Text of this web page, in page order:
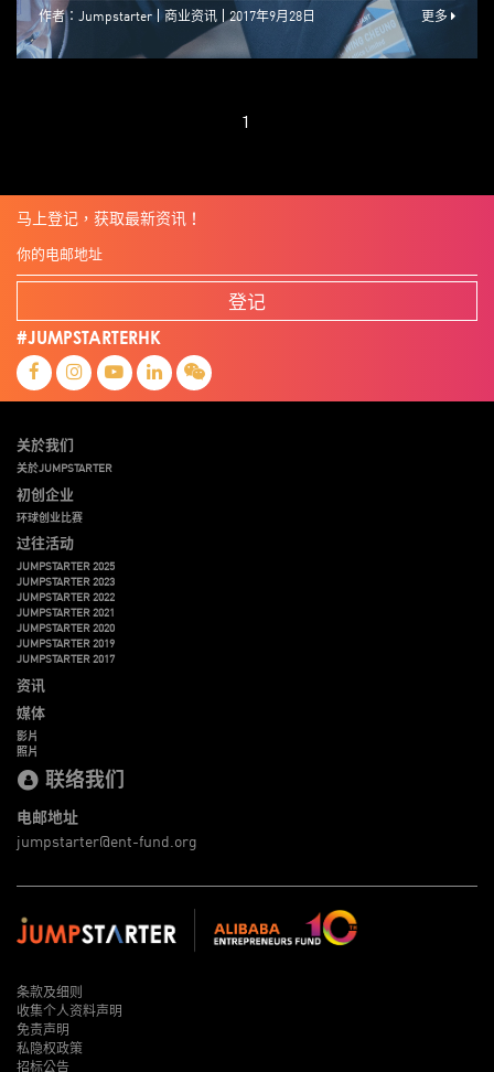
作者：Jumpstarter 商业资讯 2017年9月28日 更多
1
马上登记，获取最新资讯！
登记
#JUMPSTARTERHK
关於我们
关於JUMPSTARTER
初创企业
环球创业比赛
过往活动
JUMPSTARTER 2025
JUMPSTARTER 2023
JUMPSTARTER 2022
JUMPSTARTER 2021
JUMPSTARTER 2020
JUMPSTARTER 2019
JUMPSTARTER 2017
资讯
媒体
影片
照片
联络我们
电邮地址
jumpstarter@ent-fund.org
条款及细则
收集个人资料声明
免责声明
私隐权政策
招标公告